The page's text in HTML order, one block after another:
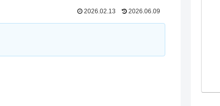
2026.02.13 2026.06.09